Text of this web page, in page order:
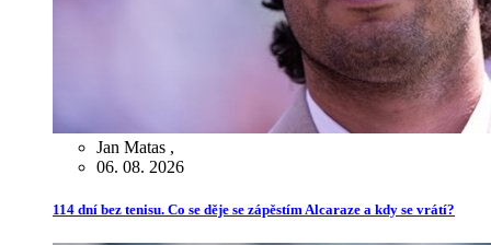
Jan Matas ,
06. 08. 2026
114 dní bez tenisu. Co se děje se zápěstím Alcaraze a kdy se vrátí?